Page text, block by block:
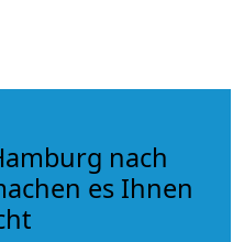
nach
es Ihnen